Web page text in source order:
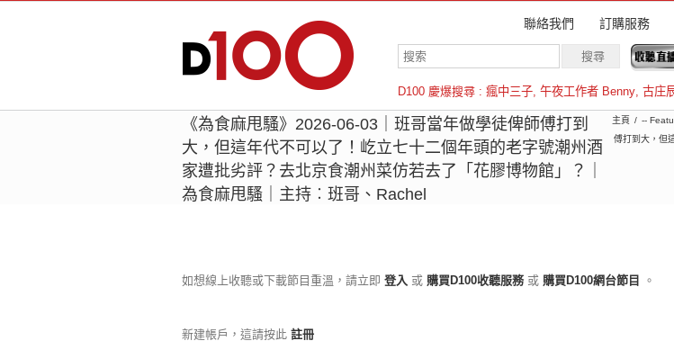
聯絡我們 訂購服務
D100 慶爆搜尋 : 瘋中三子, 午夜工作者 Benny, 古庄
羅倫斯
《為食麻甩騷》2026-06-03｜班哥當年做學徒俾師傅打到
大，但這年代不可以了！屹立七十二個年頭的老字號潮州酒
家遭批劣評？去北京食潮州菜仿若去了「花膠博物館」？｜
為食麻甩騷｜主持︰班哥、Rachel
主頁 --
傅打到大，但
如想線上收聽或下載節目重溫，請立即 登入 或 購買D100收聽服務 或 購買D100網台節目 。
新建帳戶，這請按此 註冊